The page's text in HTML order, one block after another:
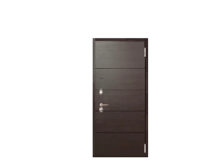
товар
выбрать